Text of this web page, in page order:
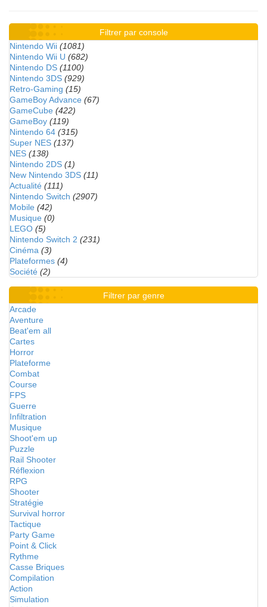
Filtrer par console
Nintendo Wii (1081)
Nintendo Wii U (682)
Nintendo DS (1100)
Nintendo 3DS (929)
Retro-Gaming (15)
GameBoy Advance (67)
GameCube (422)
GameBoy (119)
Nintendo 64 (315)
Super NES (137)
NES (138)
Nintendo 2DS (1)
New Nintendo 3DS (11)
Actualité (111)
Nintendo Switch (2907)
Mobile (42)
Musique (0)
LEGO (5)
Nintendo Switch 2 (231)
Cinéma (3)
Plateformes (4)
Société (2)
Filtrer par genre
Arcade
Aventure
Beat'em all
Cartes
Horror
Plateforme
Combat
Course
FPS
Guerre
Infiltration
Musique
Shoot'em up
Puzzle
Rail Shooter
Réflexion
RPG
Shooter
Stratégie
Survival horror
Tactique
Party Game
Point & Click
Rythme
Casse Briques
Compilation
Action
Simulation